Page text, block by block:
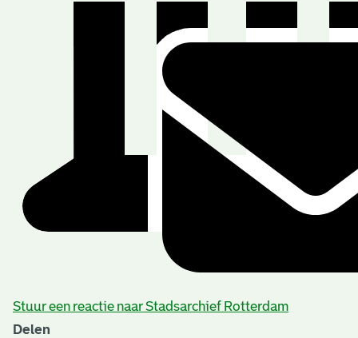
Stuur een reactie naar Stadsarchief Rotterdam
Delen